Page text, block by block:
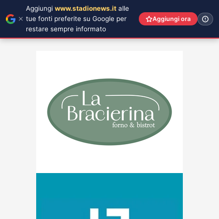
Aggiungi www.stadionews.it alle
tue fonti preferite su Google per
restare sempre informato
Aggiungi ora